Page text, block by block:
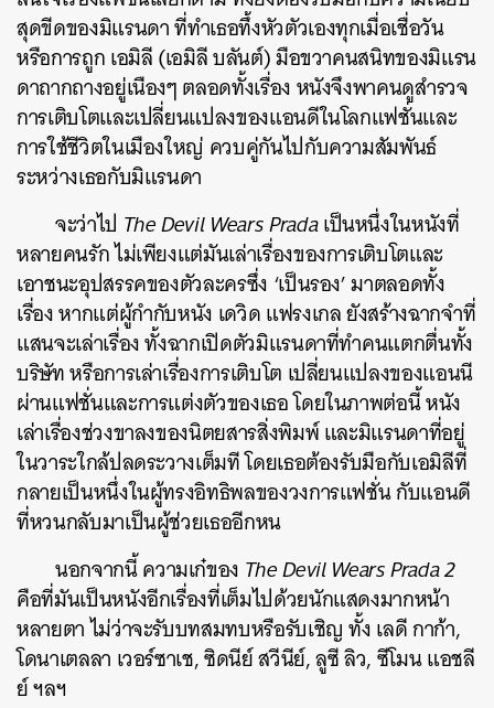
สุดขีดของมิแรนดา ที่ทำเธอทึ้งหัวตัวเองทุกเมื่อเชื่อวัน
หรือการถูก เอมิลี (เอมิลี บลันต์) มือขวาคนสนิทของมิแรน
ดาถากถางอยู่เนืองๆ ตลอดทั้งเรื่อง หนังจึงพาคนดูสำรวจ
การเติบโตและเปลี่ยนแปลงของแอนดีในโลกแฟชั่นและ
การใช้ชีวิตในเมืองใหญ่ ควบคู่กันไปกับความสัมพันธ์
ระหว่างเธอกับมิแรนดา
จะว่าไป The Devil Wears Pradaเป็นหนึ่งในหนังที่
หลายคนรัก ไม่เพียงแต่มันเล่าเรื่องของการเติบโตและ
เอาชนะอุปสรรคของตัวละครซึ่ง ‘เป็นรอง’ มาตลอดทั้ง
เรื่อง หากแต่ผู้กำกับหนัง เดวิด แฟรงเกล ยังสร้างฉากจำที่
แสนจะเล่าเรื่อง ทั้งฉากเปิดตัวมิแรนดาที่ทำคนแตกตื่นทั้ง
บริษัท หรือการเล่าเรื่องการเติบโต เปลี่ยนแปลงของแอนนี
ผ่านแฟชั่นและการแต่งตัวของเธอ โดยในภาพต่อนี้ หนัง
เล่าเรื่องช่วงขาลงของนิตยสารสิ่งพิมพ์ และมิแรนดาที่อยู่
ในวาระใกล้ปลดระวางเต็มที โดยเธอต้องรับมือกับเอมิลีที่
กลายเป็นหนึ่งในผู้ทรงอิทธิพลของวงการแฟชั่น กับแอนดี
ที่หวนกลับมาเป็นผู้ช่วยเธออีกหน
นอกจากนี้ ความเก๋ของ The Devil Wears Prada 2
คือที่มันเป็นหนังอีกเรื่องที่เต็มไปด้วยนักแสดงมากหน้า
หลายตา ไม่ว่าจะรับบทสมทบหรือรับเชิญ ทั้ง เลดี กาก้า,
โดนาเตลลา เวอร์ซาเช, ซิดนีย์ สวีนีย์, ลูซี ลิว, ซีโมน แอชลี
ย์ ฯลฯ
ค้นหา
SHARE TWEET